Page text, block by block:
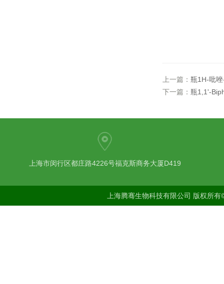
上一篇： 瓶1H-吡
下一篇： 瓶1,1'-
上海市闵行区都庄路4226号福克斯商务大厦D419
上海腾骞生物科技有限公司 版权所